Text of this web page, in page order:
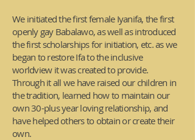
We initiated the first female Iyanifa, the first
openly gay Babalawo, as well as introduced
the first scholarships for initiation, etc. as we
began to restore Ifa to the inclusive
worldview it was created to provide.
Through it all we have raised our children in
the tradition, learned how to maintain our
own 30-plus year loving relationship, and
have helped others to obtain or create their
own.